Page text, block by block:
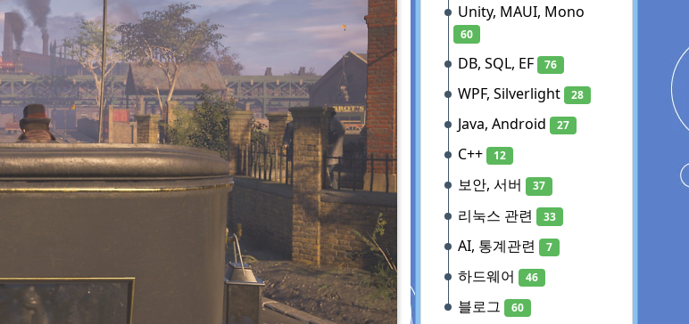
Unity, MAUI, Mono
60
DB, SQL, EF 76
WPF, Silverlight 28
Java, Android 27
C++ 12
보안, 서버 37
리눅스 관련 33
AI, 통계관련 7
하드웨어 46
블로그 60